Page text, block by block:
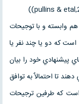
هم وابسته و با توجيحات
كه دو يا چند نفر يا
خود را بيان
تا احتمالاٌ به توافق
كه طرفين ترجيحات